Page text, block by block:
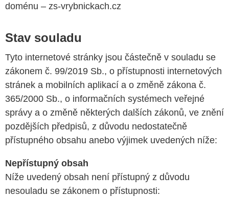
doménu – zs-vrybnickach.cz
Stav souladu
Tyto internetové stránky jsou částečně v souladu se
zákonem č. 99/2019 Sb., o přístupnosti internetových
stránek a mobilních aplikací a o změně zákona č.
365/2000 Sb., o informačních systémech veřejné
správy a o změně některých dalších zákonů, ve znění
pozdějších předpisů, z důvodu nedostatečně
přístupného obsahu anebo výjimek uvedených níže:
Nepřístupný obsah
Níže uvedený obsah není přístupný z důvodu
nesouladu se zákonem o přístupnosti: